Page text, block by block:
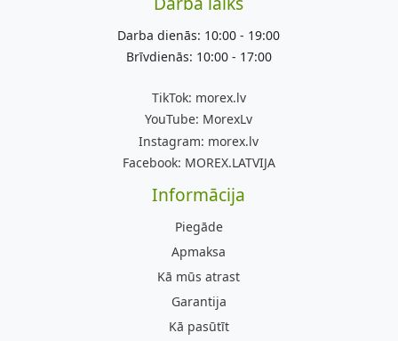
Darba dienās: 10:00 - 19:00
Brīvdienās: 10:00 - 17:00
TikTok: morex.lv
YouTube: MorexLv
Instagram: morex.lv
Facebook: MOREX.LATVIJA
Informācija
Piegāde
Apmaksa
Kā mūs atrast
Garantija
Kā pasūtīt